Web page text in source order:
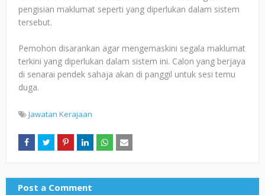
pengisian maklumat seperti yang diperlukan dalam sistem
tersebut.
Pemohon disarankan agar mengemaskini segala maklumat
terkini yang diperlukan dalam sistem ini. Calon yang berjaya
di senarai pendek sahaja akan di panggil untuk sesi temu
duga.
Jawatan Kerajaan
Post a Comment